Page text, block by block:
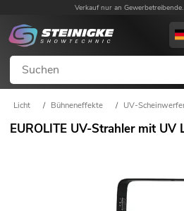
Verkauf nur an
Licht / Bühneneffekte / UV-
EUROLITE UV-Strahler mit UV